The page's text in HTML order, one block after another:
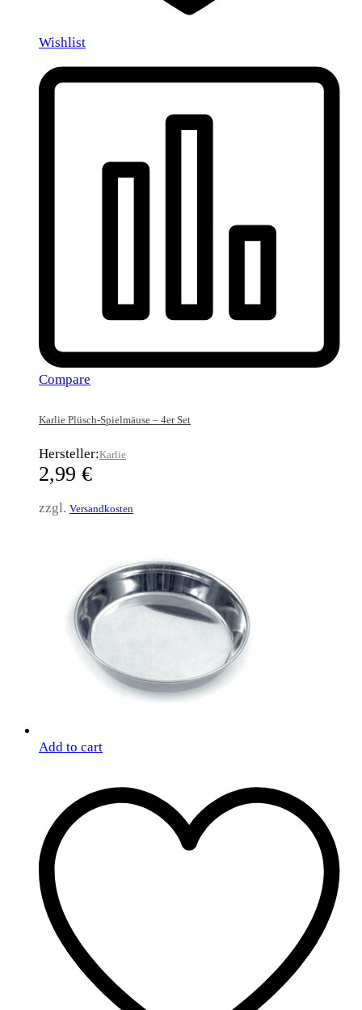
Wishlist
Compare
Karlie Plüsch-Spielmäuse – 4er Set
Hersteller:Karlie
2,99 €
zzgl. Versandkosten
Add to cart